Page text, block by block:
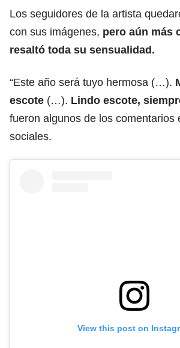
Los seguidores de la artista
con sus imágenes, pero aún más
resaltó toda su sensualidad.
“Este año será tuyo hermosa (…).
escote (…). Lindo escote,
fueron algunos de los comentarios
sociales.
View this post on